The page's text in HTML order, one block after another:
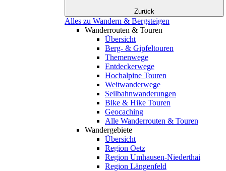
Zurück
Alles zu Wandern & Bergsteigen
Wanderrouten & Touren
Übersicht
Berg- & Gipfeltouren
Themenwege
Entdeckerwege
Hochalpine Touren
Weitwanderwege
Seilbahnwanderungen
Bike & Hike Touren
Geocaching
Alle Wanderrouten & Touren
Wandergebiete
Übersicht
Region Oetz
Region Umhausen-Niederthai
Region Längenfeld